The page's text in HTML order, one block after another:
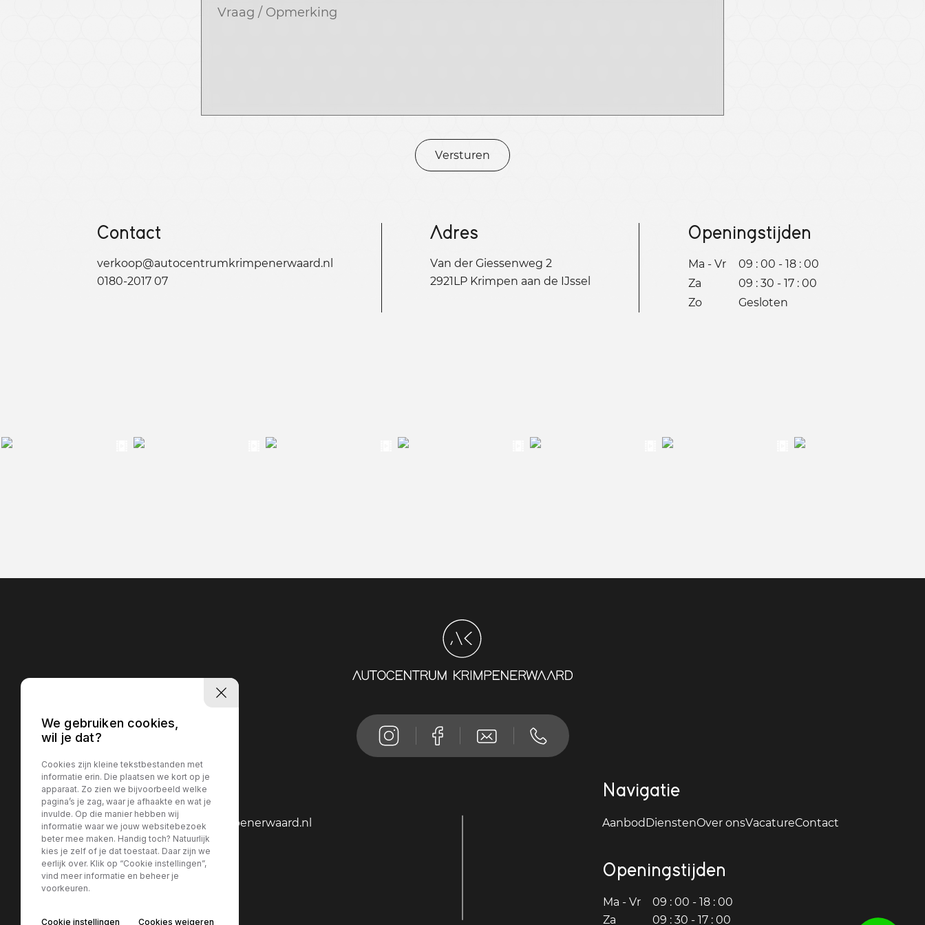
Versturen
Contact
verkoop@autocentrumkrimpenerwaard.nl
0180-2017 07
Adres
Van der Giessenweg 2
2921LP Krimpen aan de IJssel
Openingstijden
Ma - Vr
09 : 00 - 18 : 00
Za
09 : 30 - 17 : 00
Zo
Gesloten
Contact
verkoop@autocentrumkrimpenerwaard.nl
0180-2017 07
Adres
Navigatie
AanbodDienstenOver onsVacatureContact
Openingstijden
Ma - Vr
09 : 00 - 18 : 00
Za
09 : 30 - 17 : 00
We gebruiken cookies,
wil je dat?
Cookies zijn kleine tekstbestanden met
informatie erin. Die plaatsen we kort op je
apparaat. Zo zien we bijvoorbeeld welke
pagina’s je zag, waar je afhaakte en wat je
invulde. Op die manier hebben wij
informatie waar we jouw websitebezoek
beter mee maken. Handig toch? Natuurlijk
kies je zelf of je dat toestaat. Daar zijn we
eerlijk over. Klik op “Cookie instellingen”,
vind meer informatie en beheer je
voorkeuren.
Cookie instellingen Cookies weigeren